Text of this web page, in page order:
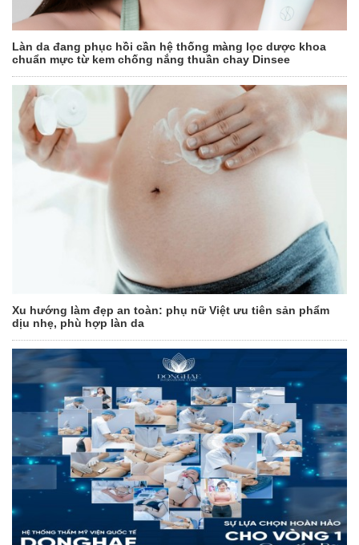
Làn da đang phục hồi cần hệ thống màng lọc dược khoa
chuẩn mực từ kem chống nắng thuần chay Dinsee
Xu hướng làm đẹp an toàn: phụ nữ Việt ưu tiên sản phẩm
dịu nhẹ, phù hợp làn da